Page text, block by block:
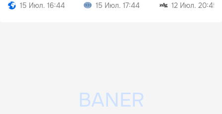
15 Июл. 16:44
15 Июл. 17:44
12 Июл. 20:45